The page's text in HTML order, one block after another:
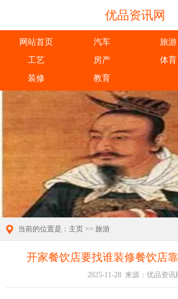
优品资讯网
网站首页 汽车 旅游
工艺
房产 体育
装修
教育
当前的位置是： 主页 >> 旅游
开家餐饮店要找谁装修餐饮店
2025-11-28 来源：优品资讯